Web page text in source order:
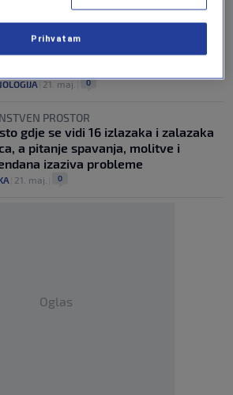
ZA ZEMLJU KOJE NEMA
na put, kad se vratio njegova
više nije postojala, a i rodni grad je
21. maj. 0
PROSTOR
gdje se vidi 16 izlazaka i zalazaka
a pitanje spavanja, molitve i
izaziva probleme
21. maj. 0
Oglas
Prihvatam